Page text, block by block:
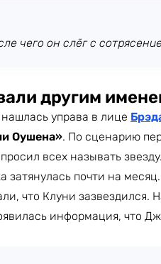
чего он слёг с
другим
управа в лице
Оушена». По сценарию
всех называть
почти на месяц.
что Клуни зазвездился.
информация, что